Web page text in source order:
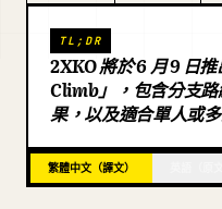
下載
部落格
更新
TL;DR
2XKO 將於 6 月 9 日
Climb」，包含分支
果，以及適合單人或
繁體中文（譯文）